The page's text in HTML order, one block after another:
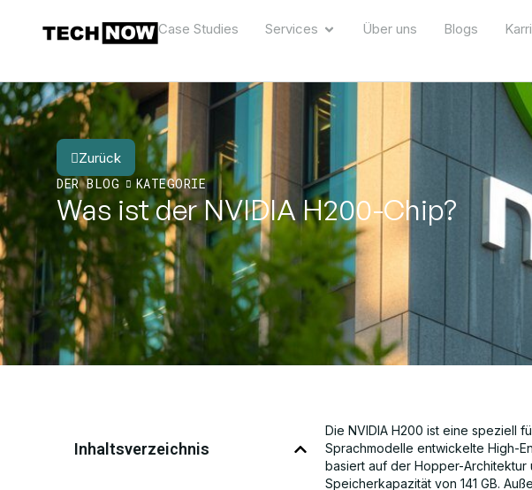
Case Studies Services Über uns Blogs
Zurück
DER BLOG
KATEGORIE
Was ist der NVIDIA H200-Chip?
Inhaltsverzeichnis
Die NVIDIA H200 ist eine speziell
Sprachmodelle entwickelte High-
basiert auf der Hopper-Architektur
Speicherkapazität von 141 GB.